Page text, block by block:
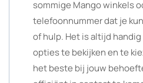
sommige Mango winkels
telefoonnummer dat je
of hulp. Het is altijd
opties te bekijken en te
het beste bij jouw